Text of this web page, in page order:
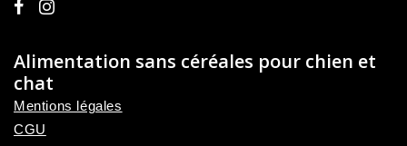
Alimentation sans céréales pour chien et
chat
Mentions légales
CGU